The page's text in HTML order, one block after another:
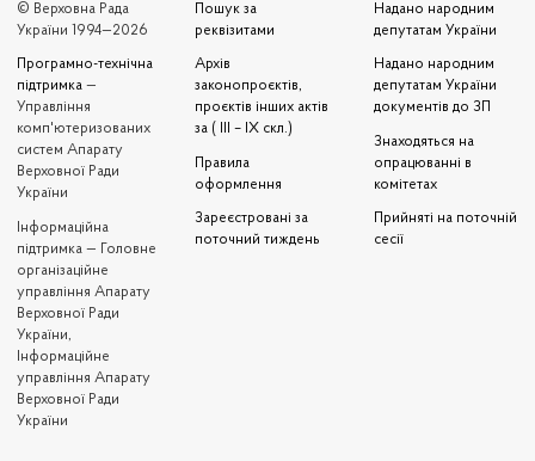
© Верховна Рада
України 1994—2026
Програмно-технічна
підтримка —
Управління
комп'ютеризованих
систем Апарату
Верховної Ради
України
Iнформаційна
підтримка — Головне
організаційне
управління Апарату
Верховної Ради
України,
Інформаційне
управління Апарату
Верховної Ради
України
Пошук за
реквізитами
Архів
законопроєктів,
проєктів інших актів
за ( III – IX скл.)
Правила
оформлення
Зареєстровані за
поточний тиждень
Надано народним
депутатам України
Надано народним
депутатам України
документів до ЗП
Знаходяться на
опрацюванні в
комітетах
Прийняті на поточній
сесії